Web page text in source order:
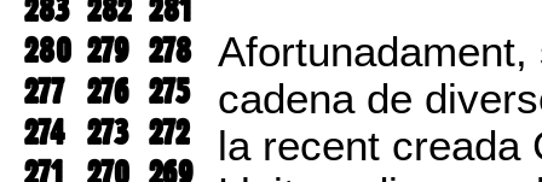
283 282 281
280 279 278
277 276 275
274 273 272
271 270 269
Afortunadament,
cadena de
la recent creada